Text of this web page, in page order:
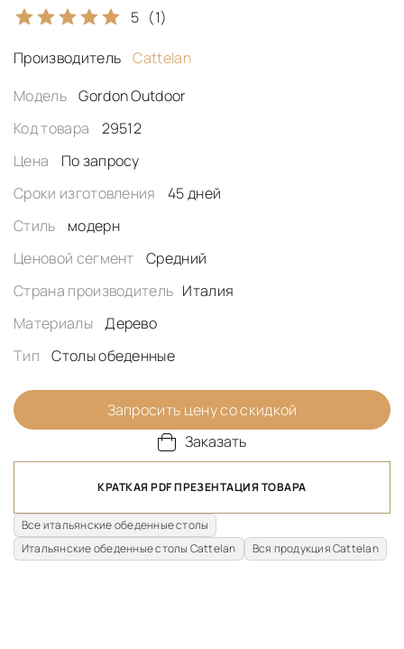
5 (1)
Производитель
Cattelan
Модель
Gordon Outdoor
Код товара
29512
Цена
По запросу
Сроки изготовления
45 дней
Стиль
модерн
Ценовой сегмент
Средний
Страна производитель Италия
Материалы
Дерево
Тип
Столы обеденные
Запросить цену со скидкой
Заказать
КРАТКАЯ PDF ПРЕЗЕНТАЦИЯ ТОВАРА
Все итальянские обеденные столы
Итальянские обеденные столы Cattelan
Вся продукция Cattelan